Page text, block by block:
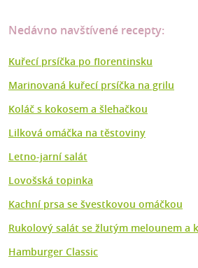
Nedávno navštívené recepty:
Kuřecí prsíčka po florentinsku
Marinovaná kuřecí prsíčka na grilu
Koláč s kokosem a šlehačkou
Lilková omáčka na těstoviny
Letno-jarní salát
Lovošská topinka
Kachní prsa se švestkovou omáčkou
Rukolový salát se žlutým melounem a
Hamburger Classic